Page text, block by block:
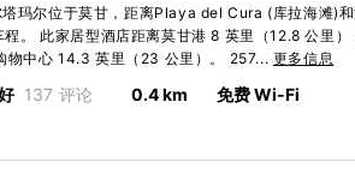
玛尔位于莫甘，距离Playa del Cura (库拉海滩)
。 此家居型酒店距离莫甘港 8 英里（12.8 公里）
物中心 14.3 英里（23 公里）。 257... 更多信息
137 评论 0.4 km 免费 Wi-Fi